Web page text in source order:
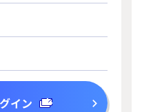
イン